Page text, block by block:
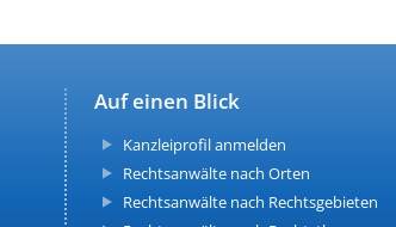
Auf einen Blick
Kanzleiprofil anmelden
Rechtsanwälte nach Orten
Rechtsanwälte nach Rechtsgebieten